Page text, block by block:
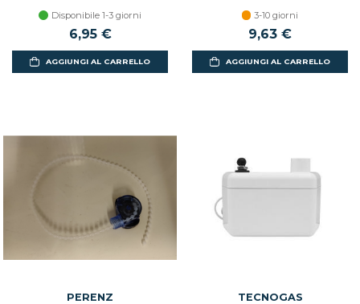
Disponibile 1-3 giorni
6,95 €
AGGIUNGI AL CARRELLO
3-10 giorni
9,63 €
AGGIUNGI AL CARRELLO
PERENZ TECNOGAS